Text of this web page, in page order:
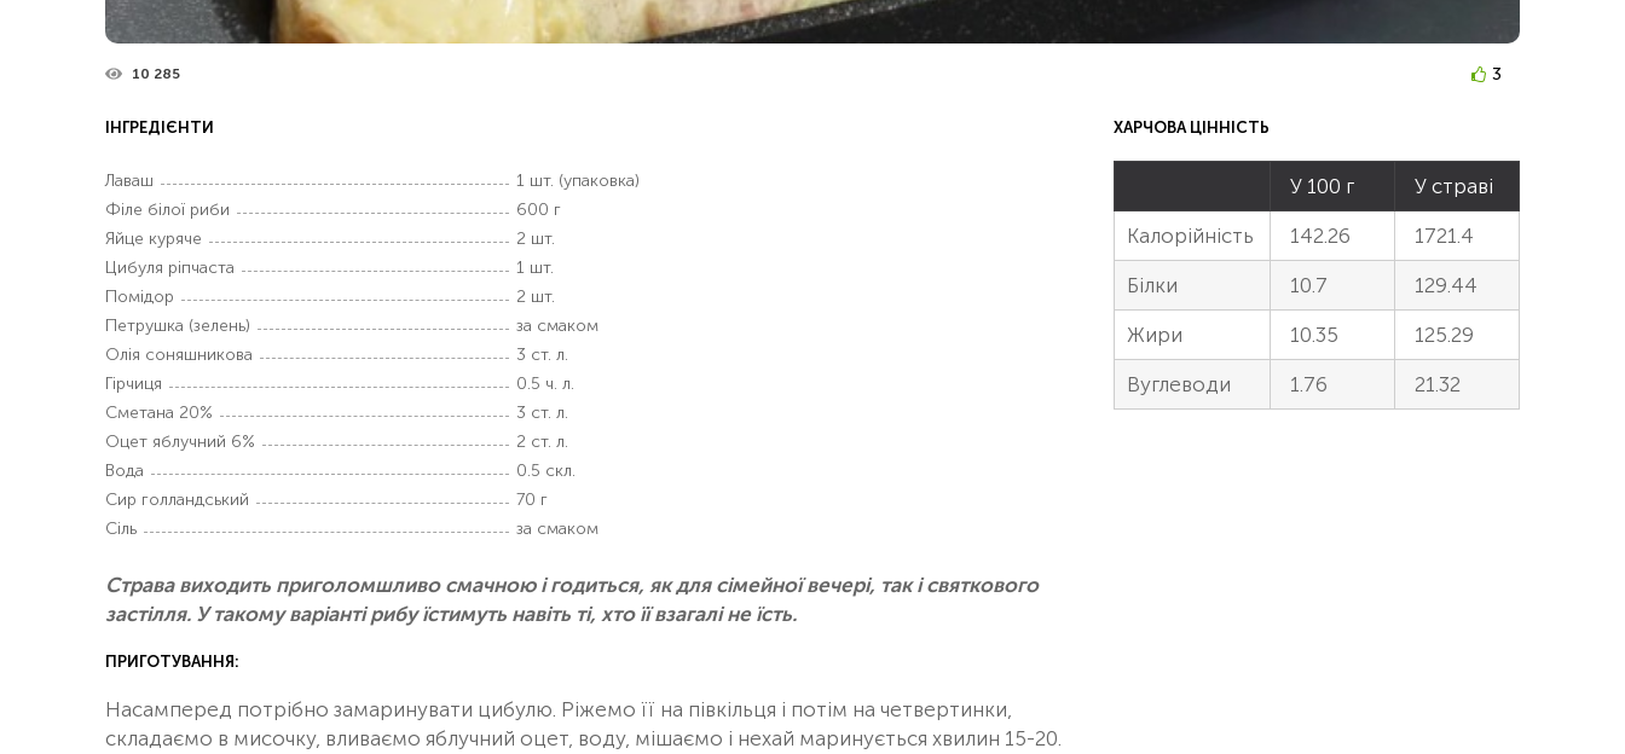
10 285 3
ІНГРЕДІЄНТИ
Лаваш
1 шт. (упаковка)
Філе білої риби
600 г
Яйце куряче
2 шт.
Цибуля ріпчаста
1 шт.
Помідор
2 шт.
Петрушка (зелень)
за смаком
Олія соняшникова
3 ст. л.
Гірчиця
0.5 ч. л.
Сметана 20%
3 ст. л.
Оцет яблучний 6%
2 ст. л.
Вода
0.5 скл.
Сир голландський
70 г
Сіль
за смаком
Страва виходить приголомшливо смачною і годиться, як для сімейної вечері, так і святкового
застілля. У такому варіанті рибу їстимуть навіть ті, хто її взагалі не їсть.
ПРИГОТУВАННЯ:
Насамперед потрібно замаринувати цибулю. Ріжемо її на півкільця і потім на четвертинки,
складаємо в мисочку, вливаємо яблучний оцет, воду, мішаємо і нехай маринується хвилин 15-20.
ХАРЧОВА ЦІННІСТЬ
У 100 г У страві
Калорійність 142.26 1721.4
Білки 10.7 129.44
Жири 10.35 125.29
Вуглеводи 1.76 21.32